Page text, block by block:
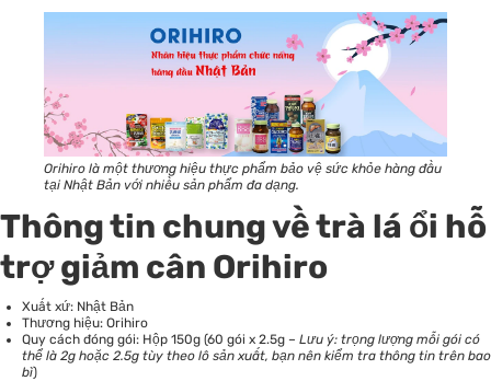
Orihiro là một thương hiệu thực phẩm bảo vệ sức khỏe hàng đầu
tại Nhật Bản với nhiều sản phẩm đa dạng.
Thông tin chung về trà lá ổi hỗ
trợ giảm cân Orihiro
Xuất xứ: Nhật Bản
Thương hiệu: Orihiro
Quy cách đóng gói: Hộp 150g (60 gói x 2.5g – Lưu ý: trọng lượng mỗi gói có
thể là 2g hoặc 2.5g tùy theo lô sản xuất, bạn nên kiểm tra thông tin trên bao
bì)